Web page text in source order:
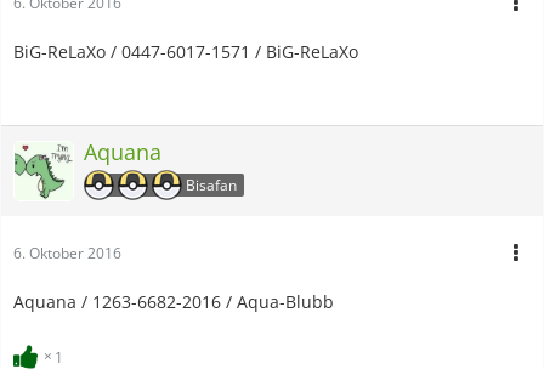
BiG-ReLaXo / 0447-6017-1571 / BiG-ReLaXo
Aquana
Bisafan
6. Oktober 2016
Aquana / 1263-6682-2016 / Aqua-Blubb
1